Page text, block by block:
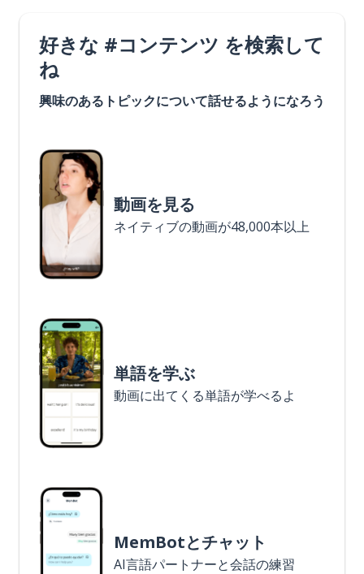
好きな #コンテンツ を検索して
ね
興味のあるトピックについて話せるようになろう
動画を見る
ネイティブの動画が48,000本以上
単語を学ぶ
動画に出てくる単語が学べるよ
MemBotとチャット
AI言語パートナーと会話の練習